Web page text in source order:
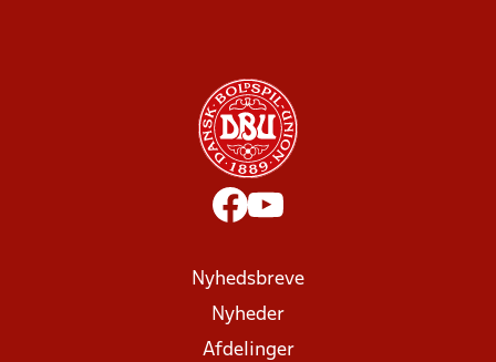
Nyhedsbreve
Nyheder
Afdelinger